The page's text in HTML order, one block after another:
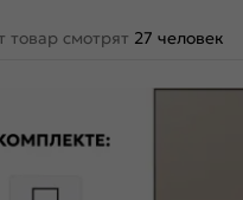
товар смотрят 27 человек